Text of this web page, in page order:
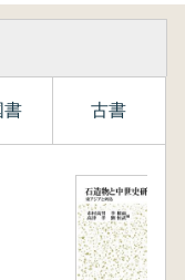
書 古書